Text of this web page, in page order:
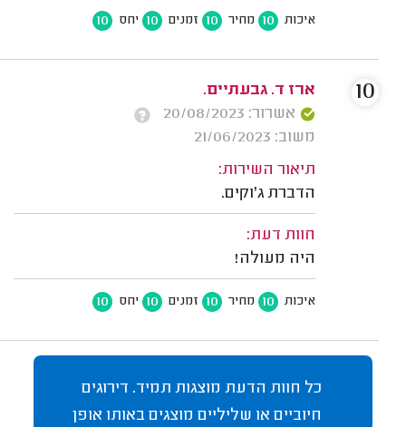
איכות 10 מחיר 10 זמנים 10 יחס 10
ארז ד. גבעתיים.
אשרור: 20/08/2023
משוב: 21/06/2023
תיאור השירות:
הדברת ג'וקים.
חוות דעת:
היה מעולה!
איכות 10 מחיר 10 זמנים 10 יחס 10
10
כל חוות הדעת מוצגות תמיד. דירוגים
חיוביים או שליליים מוצגים באותו אופן